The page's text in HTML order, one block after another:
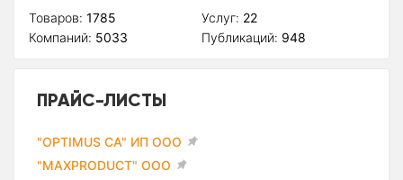
Товаров: 1785
Компаний: 5033
Услуг: 22
Публикаций: 948
ПРАЙС-ЛИСТЫ
"OPTIMUS CA" ИП ООО
"MAXPRODUCT" ООО